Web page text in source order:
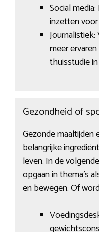
Social
inzetten voor
meer
thuisstudie
Gezondheid of
Gezonde maaltijden
belangrijke
leven. In de
opgaan in thema’s
en bewegen. Of